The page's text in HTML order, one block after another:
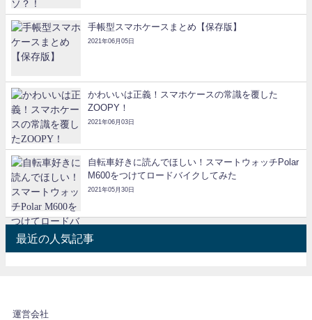
手帳型スマホケースまとめ【保存版】
2021年06月05日
かわいいは正義！スマホケースの常識を覆した
ZOOPY！
2021年06月03日
自転車好きに読んでほしい！スマートウォッチPolar
M600をつけてロードバイクしてみた
2021年05月30日
最近の人気記事
運営会社